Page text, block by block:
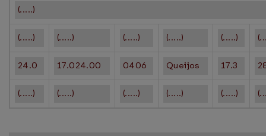
(.....)
(.....) (.....) (.....) (.....) (.....)
24.0 17.024.00 0406 Queijos 17.3
(.....) (.....) (.....) (.....) (.....)